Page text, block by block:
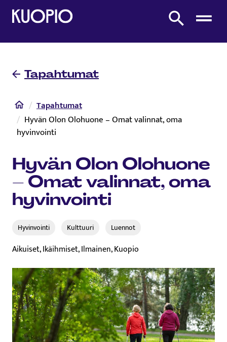
Etusivulle
Etsi sivustolta
Tapahtumat
Etusivu
Tapahtumat
Hyvän Olon Olohuone – Omat valinnat, oma
hyvinvointi
Hyvän Olon Olohuone
– Omat valinnat, oma
hyvinvointi
Hyvinvointi Kulttuuri Luennot
Aikuiset, Ikäihmiset, Ilmainen, Kuopio